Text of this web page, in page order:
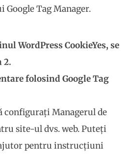
Tag Manager.
WordPress CookieYes, se
2.
folosind Google Tag
configurați Managerul de
site-ul dvs. web. Puteți
pentru instrucțiuni